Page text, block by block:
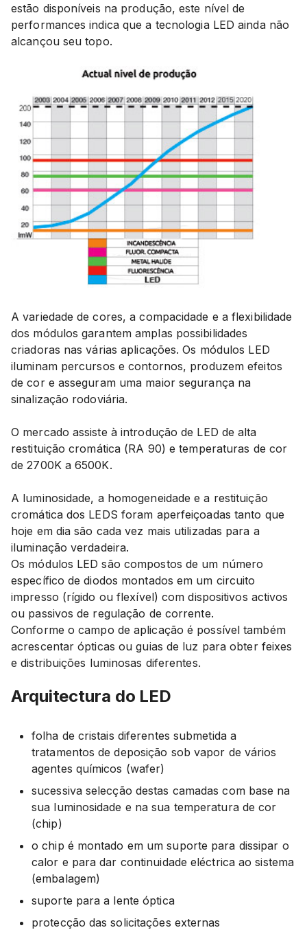
estão disponíveis na produção, este nível de
performances indica que a tecnologia LED ainda não
alcançou seu topo.
A variedade de cores, a compacidade e a flexibilidade
dos módulos garantem amplas possibilidades
criadoras nas várias aplicações. Os módulos LED
iluminam percursos e contornos, produzem efeitos
de cor e asseguram uma maior segurança na
sinalização rodoviária.
O mercado assiste à introdução de LED de alta
restituição cromática (RA 90) e temperaturas de cor
de 2700K a 6500K.
A luminosidade, a homogeneidade e a restituição
cromática dos LEDS foram aperfeiçoadas tanto que
hoje em dia são cada vez mais utilizadas para a
iluminação verdadeira.
Os módulos LED são compostos de um número
específico de diodos montados em um circuito
impresso (rígido ou flexível) com dispositivos activos
ou passivos de regulação de corrente.
Conforme o campo de aplicação é possível também
acrescentar ópticas ou guias de luz para obter feixes
e distribuições luminosas diferentes.
Arquitectura do LED
folha de cristais diferentes submetida a
tratamentos de deposição sob vapor de vários
agentes químicos (wafer)
sucessiva selecção destas camadas com base na
sua luminosidade e na sua temperatura de cor
(chip)
o chip é montado em um suporte para dissipar o
calor e para dar continuidade eléctrica ao sistema
(embalagem)
suporte para a lente óptica
protecção das solicitações externas